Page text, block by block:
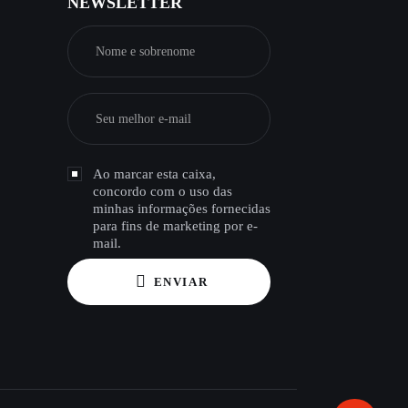
Ao marcar esta caixa,
concordo com o uso das
minhas informações fornecidas
para fins de marketing por e-
mail.
ENVIAR